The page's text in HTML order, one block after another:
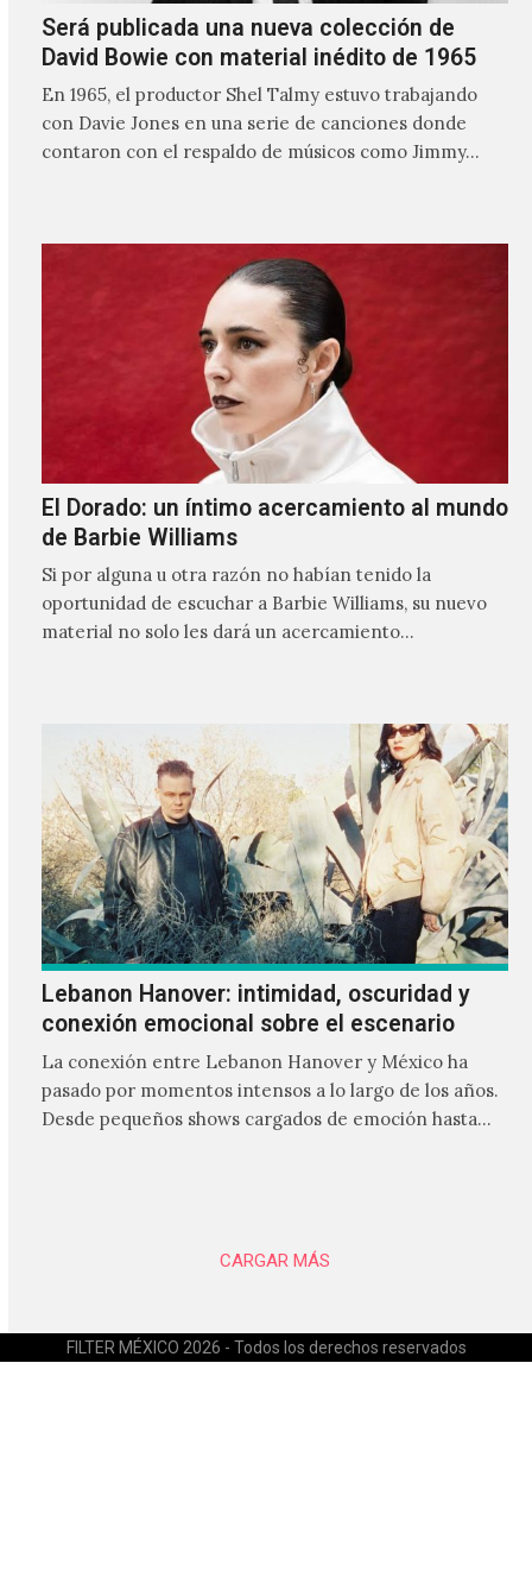
Será publicada una nueva colección de
David Bowie con material inédito de 1965
En 1965, el productor Shel Talmy estuvo trabajando
con Davie Jones en una serie de canciones donde
contaron con el respaldo de músicos como Jimmy…
El Dorado: un íntimo acercamiento al mundo
de Barbie Williams
Si por alguna u otra razón no habían tenido la
oportunidad de escuchar a Barbie Williams, su nuevo
material no solo les dará un acercamiento…
Lebanon Hanover: intimidad, oscuridad y
conexión emocional sobre el escenario
La conexión entre Lebanon Hanover y México ha
pasado por momentos intensos a lo largo de los años.
Desde pequeños shows cargados de emoción hasta
profundamente melancólicas.
CARGAR MÁS
FILTER MÉXICO 2026 - Todos los derechos reservados